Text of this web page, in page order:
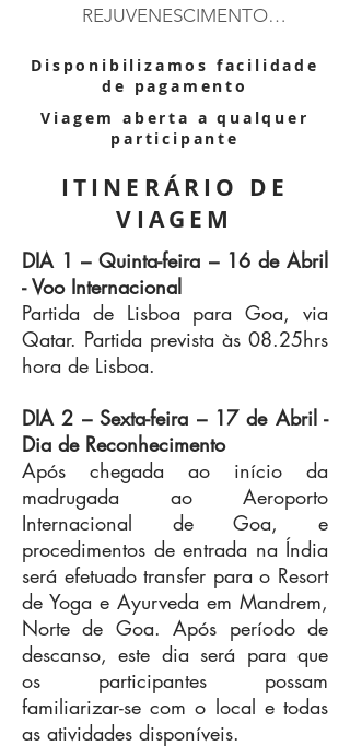
REJUVENESCIMENTO
rejuvenescimento, o funcionamento
dos órgãos internos é favorecido,
obtendo mais leveza, sensação de
bem-estar, saúde, redução do
processo inflamatório do corpo,
melhorando a imunidade e resposta
às doenças autoimunes.
Serve somente para quem tem
doença estabelecida? Claro que
não…
O Programa de Detox atua como
tratamento de patologias pré-
preventiva. Após o processo de
desintoxicação do corpo, o
organismo encontra-se recetivo à
nutrição tecidual, que oferece
restauração ou melhora da função
dos órgãos ou sistemas acometidos.
O Programa Rasayana visa a trazer
rejuvenescimento profundo ao
organismo, melhorar a resposta
imune do organismo, tonificar a
musculatura, aumentar a resistência
individual dos órgãos internos o que
Disponibilizamos facilidade
de pagamento
Viagem aberta a qualquer
participante
ITINERÁRIO DE
VIAGEM
DIA 1 – Quinta-feira – 16 de Abril
- Voo Internacional
Partida de Lisboa para Goa, via
Qatar. Partida prevista às 08.25hrs
hora de Lisboa.
DIA 2 –Sexta-feira – 17 de Abril -
Dia de Reconhecimento
Após chegada ao início da
madrugada ao Aeroporto
Internacional de Goa, e
procedimentos de entrada na Índia
será efetuado transfer para o Resort
de Yoga e Ayurveda em Mandrem,
Norte de Goa. Após período de
descanso, este dia será para que
os participantes possam
familiarizar-se com o local e todas
as atividades disponíveis.